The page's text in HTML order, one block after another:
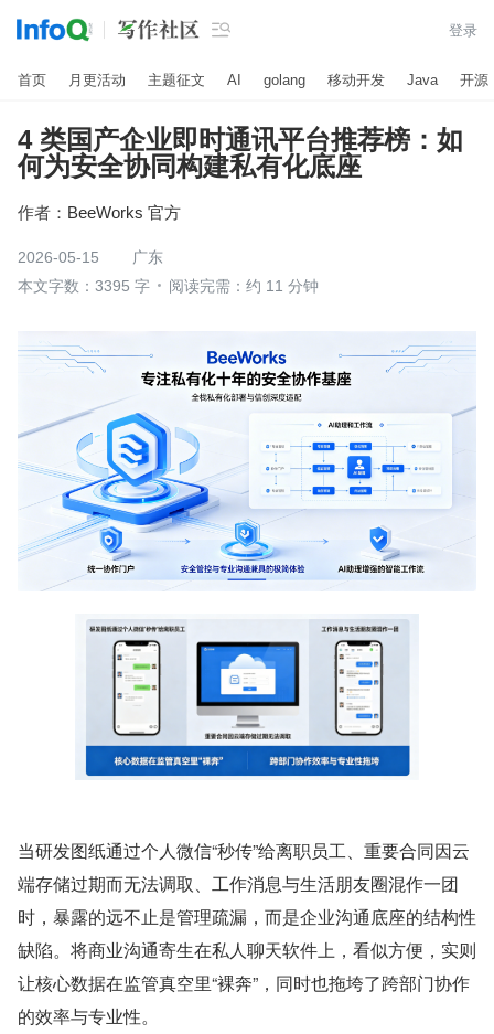
 登录
首页 月更活动 主题征文 AI golang 移动开发 Java 开源
4 类国产企业即时通讯平台推荐榜：如
何为安全协同构建私有化底座
作者： BeeWorks 官方
2026-05-15
广东
本文字数：3395 字
阅读完需：约 11 分钟
当研发图纸通过个人微信“秒传”给离职员工、重要合同因云
端存储过期而无法调取、工作消息与生活朋友圈混作一团
时，暴露的远不止是管理疏漏，而是企业沟通底座的结构性
缺陷。将商业沟通寄生在私人聊天软件上，看似方便，实则
让核心数据在监管真空里“裸奔”，同时也拖垮了跨部门协作
的效率与专业性。